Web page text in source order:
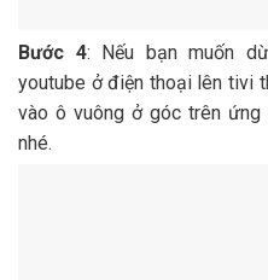
Bước 4: Nếu bạn muốn
youtube ở điện thoại lên tivi
vào ô vuông ở góc trên
nhé.